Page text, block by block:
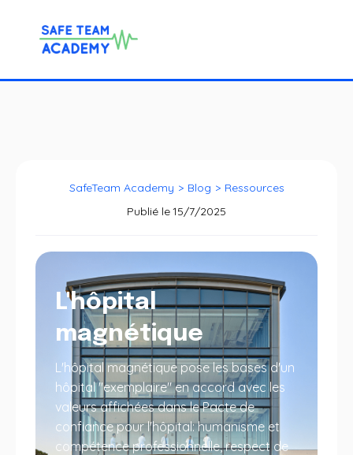
SafeTeam Academy > Blog > Ressources
Publié le15/7/2025
L'hôpital
magnétique
L'hôpital magnétique pose les bases d'un
hôpital "exemplaire" en accord avec les
valeurs affichées dans le Pacte de
confiance pour l'hôpital: humanisme et
compétence professionnelle, respect de